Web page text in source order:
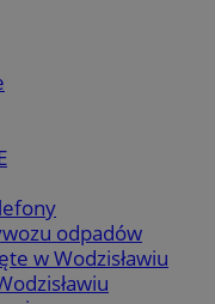
odpadów
w Wodzisławiu